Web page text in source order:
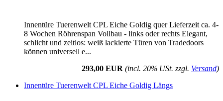
Innentüre Tuerenwelt CPL Eiche Goldig quer Lieferzeit ca. 4-
8 Wochen Röhrenspan Vollbau - links oder rechts Elegant,
schlicht und zeitlos: weiß lackierte Türen von Tradedoors
können universell e...
293,00 EUR (incl. 20% USt. zzgl. Versand)
Innentüre Tuerenwelt CPL Eiche Goldig Längs